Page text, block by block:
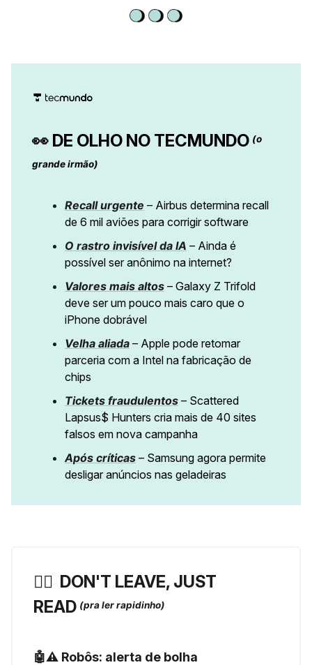
👀 DE OLHO NO TECMUNDO (o
grande irmão)
Recall urgente – Airbus determina recall
de 6 mil aviões para corrigir software
O rastro invisível da IA – Ainda é
possível ser anônimo na internet?
Valores mais altos – Galaxy Z Trifold
deve ser um pouco mais caro que o
iPhone dobrável
Velha aliada – Apple pode retomar
parceria com a Intel na fabricação de
chips
Tickets fraudulentos – Scattered
Lapsus$ Hunters cria mais de 40 sites
falsos em nova campanha
Após críticas – Samsung agora permite
desligar anúncios nas geladeiras
🏃‍♀️ ️ DON'T LEAVE, JUST
READ (pra ler rapidinho)
🤖⚠️ Robôs: alerta de bolha